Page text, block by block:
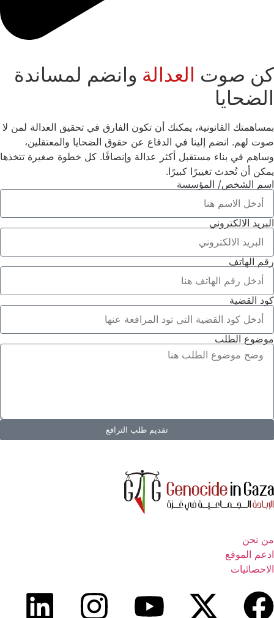
كن صوت العدالة وانضم لمساندة
الضحايا
بمساهمتك القانونية، يمكنك أن تكون الفارق في تحقيق العدالة لمن لا
صوت لهم. انضم إلينا في الدفاع عن حقوق الضحايا والمعتقلين،
وساهم في بناء مستقبل أكثر عدالة وإنصافًا. كل خطوة صغيرة تتخذها
يمكن أن تُحدث تغييرًا كبيرًا.
اسم الشخص/ المؤسسة
البريد الالكتروني
رقم الهاتف
كود القضية
موضوع الطلب
تقديم طلب الترافع
من نحن
ادعم الموقع
الاحصائيات